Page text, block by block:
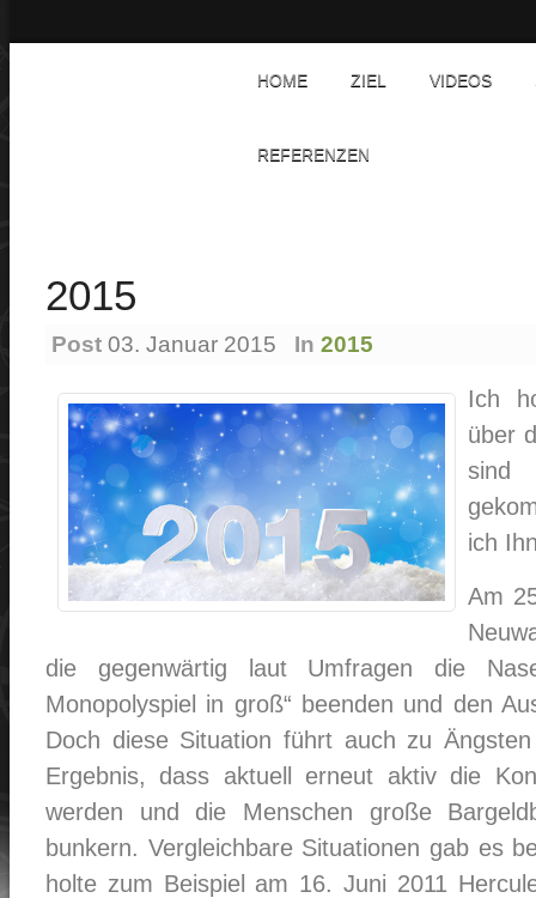
HOME ZIEL VIDEOS
REFERENZEN
2015
Post 03. Januar 2015 In 2015
Ich
über
sind
ich
Am
die gegenwärtig laut Umfragen die
Monopolyspiel in groß“ beenden und den
Doch diese Situation führt auch zu
Ergebnis, dass aktuell erneut aktiv die
werden und die Menschen große
bunkern. Vergleichbare Situationen gab es
holte zum Beispiel am 16. Juni 2011